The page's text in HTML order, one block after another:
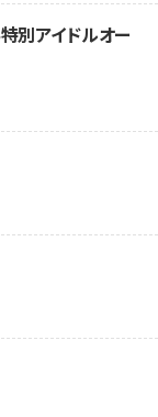
別アイドルオー